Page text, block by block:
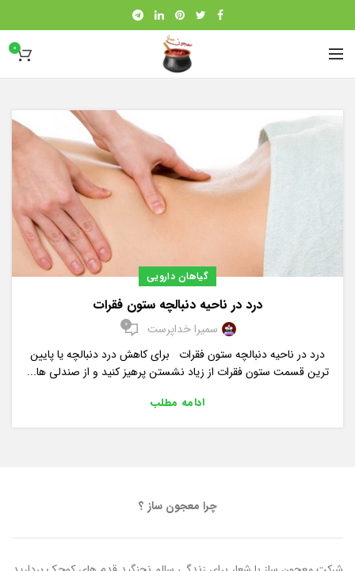
0
گیاهان دارویی
درد در ناحیه دنبالچه ستون فقرات
سمیرا خداپرست 0
درد در ناحیه دنبالچه ستون فقرات برای کاهش درد دنبالچه یا پایین
ترین قسمت ستون فقرات از زیاد نشستن پرهیز کنید و از صندلی ها...
ادامه مطلب
چرا معجون ساز ؟